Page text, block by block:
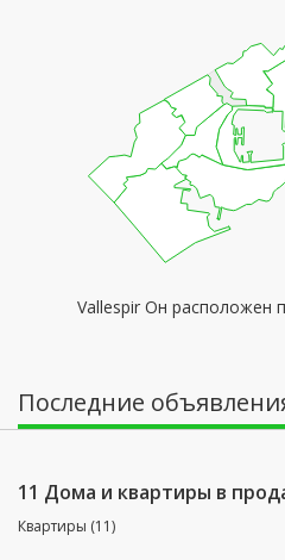
Vallespir Он расположен
Последние
11 Дома и квартиры в
Квартиры (11)